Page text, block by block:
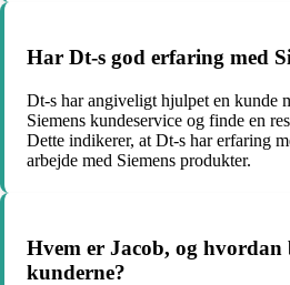
Har Dt-s god erfaring med
Dt-s har angiveligt hjulpet en kunde
Siemens kundeservice og finde en
Dette indikerer, at Dt-s har erfaring
arbejde med Siemens produkter.
Hvem er Jacob, og hvordan
kunderne?